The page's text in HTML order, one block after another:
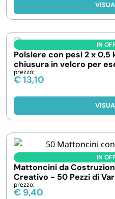
IN
Polsiere con pesi 2 x 0,5
chiusura in velcro per
prezzo:
€13,10
IN
Mattoncini da
Creativo - 50 Pezzi di
prezzo:
€ 9,40